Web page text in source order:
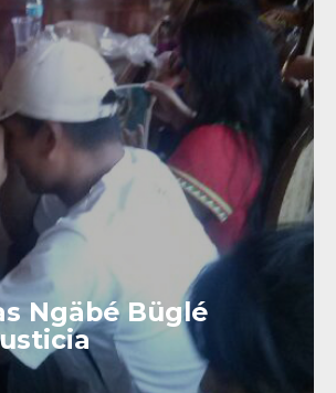
Ngäbé Büglé